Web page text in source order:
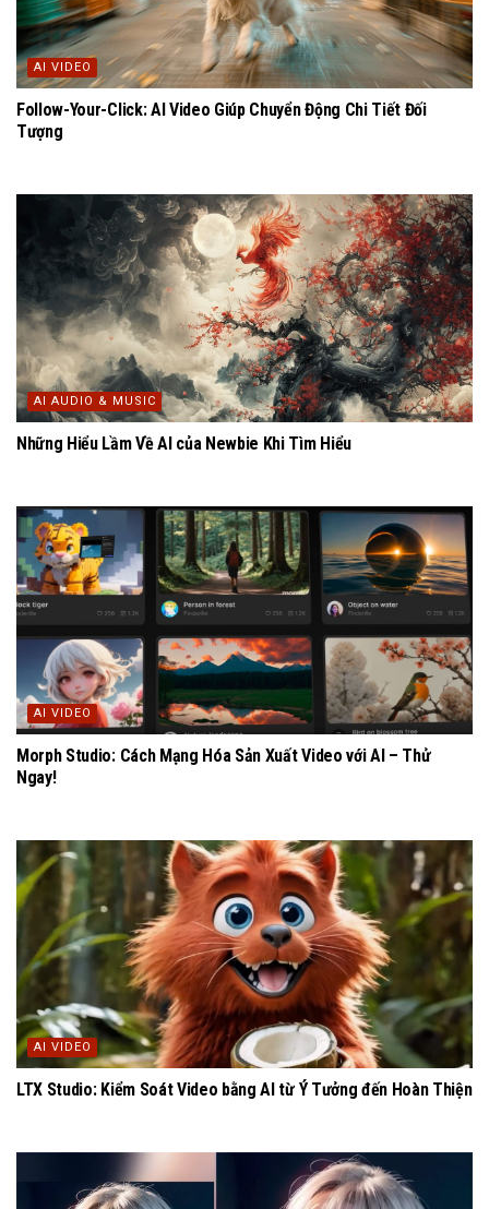
AI VIDEO
Follow-Your-Click: AI Video Giúp Chuyển Động Chi Tiết Đối
Tượng
AI AUDIO & MUSIC
Những Hiểu Lầm Về AI của Newbie Khi Tìm Hiểu
AI VIDEO
Morph Studio: Cách Mạng Hóa Sản Xuất Video với AI – Thử
Ngay!
AI VIDEO
LTX Studio: Kiểm Soát Video bằng AI từ Ý Tưởng đến Hoàn Thiện